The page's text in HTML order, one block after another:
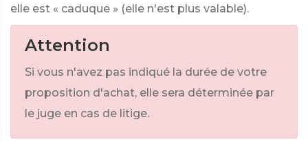
elle est « caduque » (elle n'est plus valable).
Attention
Si vous n'avez pas indiqué la durée de votre
proposition d'achat, elle sera déterminée par
le juge en cas de litige.